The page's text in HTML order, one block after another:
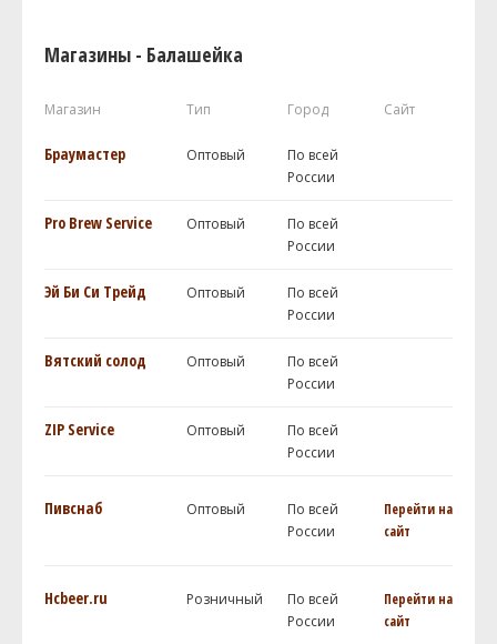
Магазины - Балашейка
Магазин Тип Город Сайт
Браумастер Оптовый
По всей
России
Pro Brew Service Оптовый
По всей
России
Эй Би Си Трейд Оптовый
По всей
России
Вятский солод Оптовый
По всей
России
ZIP Service Оптовый
По всей
России
Пивснаб Оптовый
По всей
России
Перейти на
сайт
Hcbeer.ru Розничный
По всей
России
Перейти на
сайт